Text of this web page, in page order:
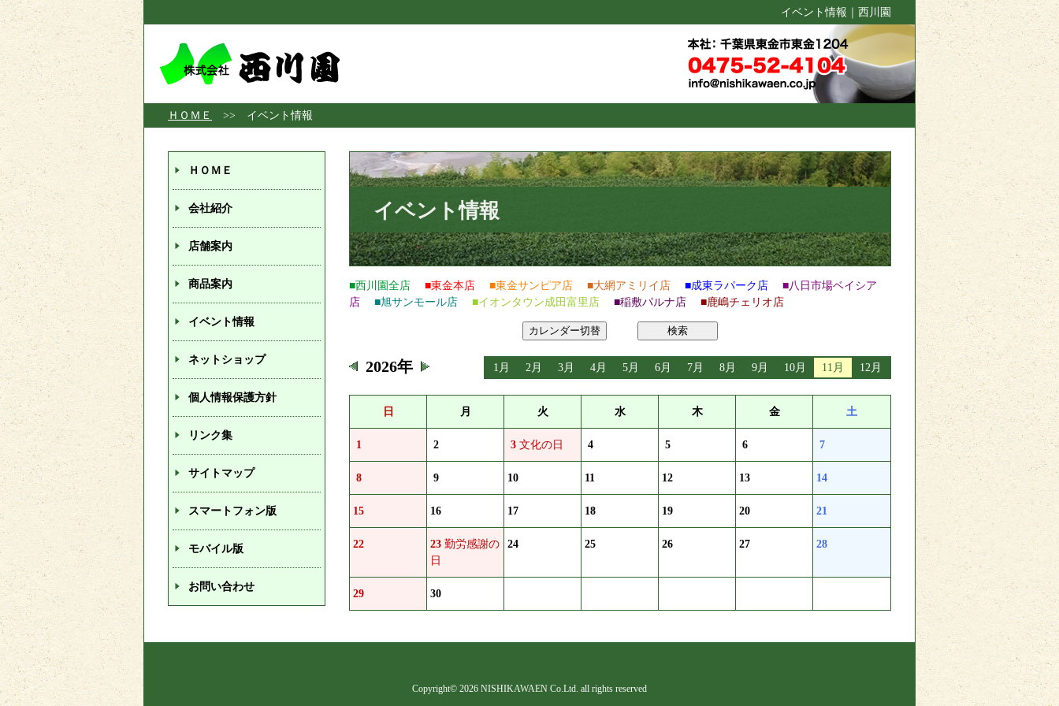
イベント情報｜西川園
ＨＯＭＥ >> イベント情報
イベント情報
■西川園全店 ■東金本店 ■東金サンピア店 ■大網アミリイ店 ■成東ラパーク店
■八日市場ベイシア
店
■旭サンモール店 ■イオンタウン成田富里店 ■稲敷パルナ店 ■鹿嶋チェリオ店
1月 2月 3月 4月 5月 6月 7月 8月 9月 10月 11月 12月
2026年
日 月 火 水 木 金 土
1 2 3 文化の日 4 5 6 7
8 9 10 11 12 13 14
15 16 17 18 19 20 21
22 23 勤労感謝の
日
24 25 26 27 28
29 30
ＨＯＭＥ
会社紹介
店舗案内
商品案内
イベント情報
ネットショップ
個人情報保護方針
リンク集
サイトマップ
スマートフォン版
モバイル版
お問い合わせ
Copyright© 2026 NISHIKAWAEN Co.Ltd. all rights reserved